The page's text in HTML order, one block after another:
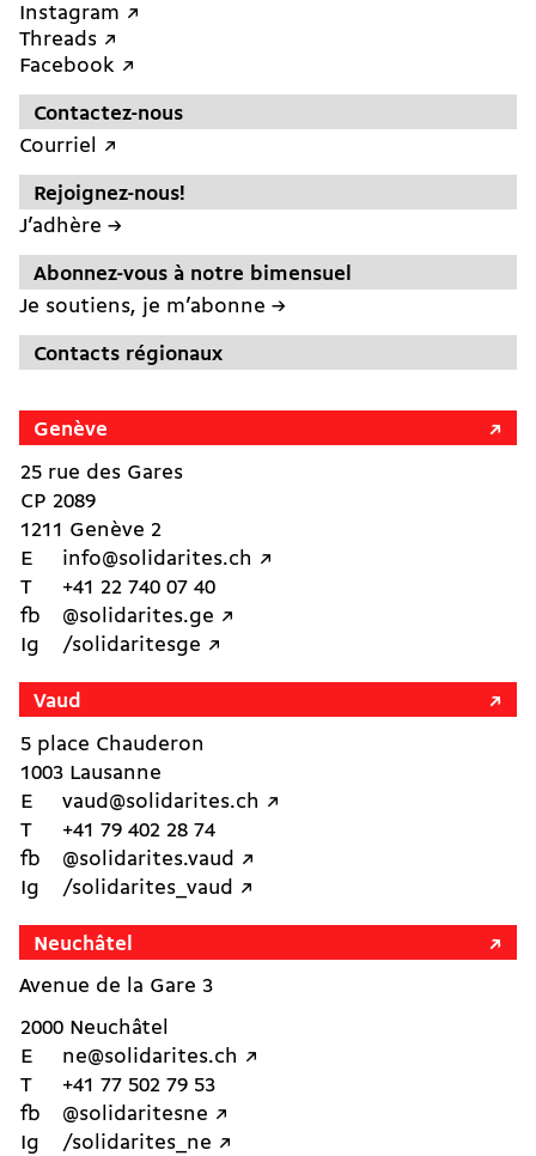
Instagram ↗︎
Threads ↗︎
Facebook ↗︎
Contactez-nous
Courriel ↗︎
Rejoignez-nous!
J’adhère →
Abonnez-vous à notre bimensuel
Je soutiens, je m’abonne →
Contacts régionaux
Genève
25 rue des Gares
CP 2089
1211 Genève 2
E
info@solidarites.ch ↗︎
T
+41 22 740 07 40
fb
@solidarites.ge ↗︎
Ig
/solidaritesge ↗︎
Vaud
5 place Chauderon
1003 Lausanne
E
vaud@solidarites.ch ↗︎
T
+41 79 402 28 74
fb
@solidarites.vaud ↗︎
Ig
/solidarites_vaud ↗︎
Neuchâtel
Avenue de la Gare 3
2000 Neuchâtel
E
ne@solidarites.ch ↗︎
T
+41 77 502 79 53
fb
@solidaritesne ↗︎
Ig
/solidarites_ne ↗︎